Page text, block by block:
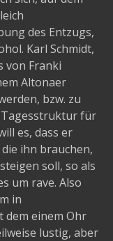
des Entzugs,
Karl Schmidt,
von Franki
Altonaer
bzw. zu
Tagesstruktur für
es, dass er
ihn brauchen,
soll, so als
um rave. Also
in
dem einem Ohr
lustig, aber